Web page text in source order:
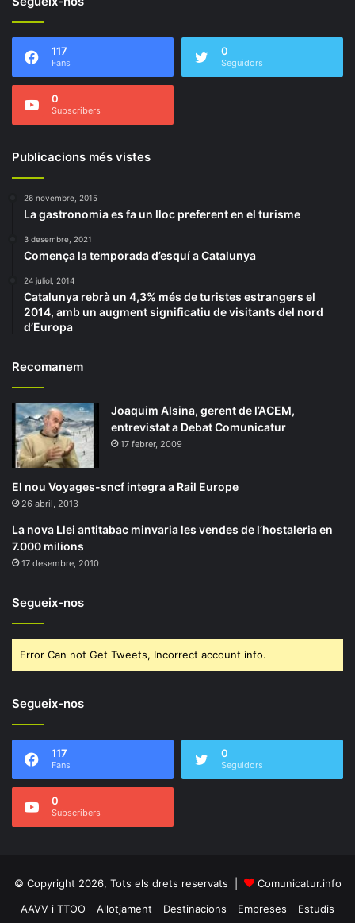
117
Fans
0
Seguidors
0
Subscribers
Publicacions més vistes
26 novembre, 2015
La gastronomia es fa un lloc preferent en el turisme
3 desembre, 2021
Comença la temporada d’esquí a Catalunya
24 juliol, 2014
Catalunya rebrà un 4,3% més de turistes estrangers el
2014, amb un augment significatiu de visitants del nord
d’Europa
Recomanem
Joaquim Alsina, gerent de l’ACEM,
entrevistat a Debat Comunicatur
17 febrer, 2009
El nou Voyages-sncf integra a Rail Europe
26 abril, 2013
La nova Llei antitabac minvaria les vendes de l’hostaleria en
7.000 milions
17 desembre, 2010
Segueix-nos
Error Can not Get Tweets, Incorrect account info.
Segueix-nos
117
Fans
0
Seguidors
0
Subscribers
© Copyright 2026, Tots els drets reservats |
Comunicatur.info
AAVV i TTOO
Allotjament Destinacions Empreses Estudis